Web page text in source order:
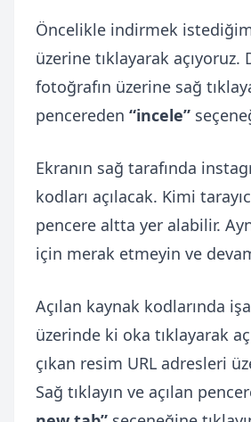
Öncelikle indirmek
üzerine tıklayarak açıyoruz.
fotoğrafın üzerine sağ
pencereden “incele”
Ekranın sağ tarafında
kodları açılacak. Kimi
pencere altta yer alabilir.
için merak etmeyin ve
Açılan kaynak kodlarında
üzerinde ki oka tıklayarak
çıkan resim URL adresleri
Sağ tıklayın ve açılan